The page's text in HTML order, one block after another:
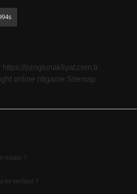
https://ozoglunakliyat.com.tr
online nttgame Sitemap
müdür ?
mı veriliyor ?